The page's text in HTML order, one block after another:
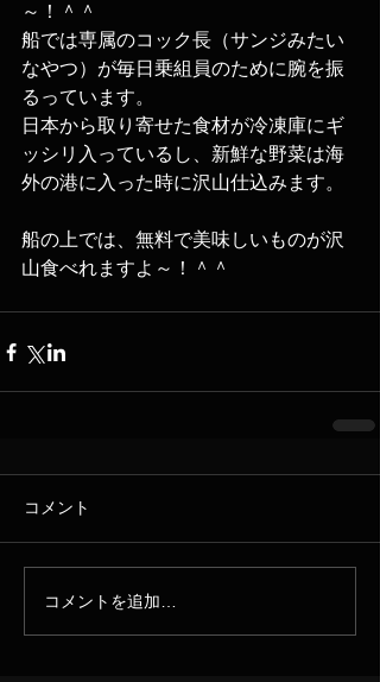
～！＾＾
船では専属のコック長（サンジみたい
なやつ）が毎日乗組員のために腕を振
るっています。
日本から取り寄せた食材が冷凍庫にギ
ッシリ入っているし、新鮮な野菜は海
外の港に入った時に沢山仕込みます。
船の上では、無料で美味しいものが沢
山食べれますよ～！＾＾
コメント
コメントを追加…